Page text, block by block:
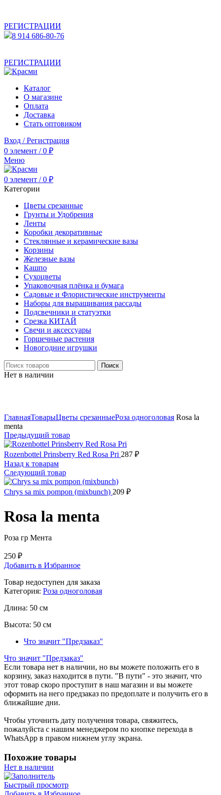
РЕГИСТРАЦИИ
8 914 686-80-76
РЕГИСТРАЦИИ
Каталог
О магазине
Оплата
Доставка
Стать оптовиком
Вход / Регистрация
0 элемент / 0 ₽
Меню
0 элемент / 0 ₽
Категории
Цветы срезанные
Грунты и Удобрения
Ленты
Коробки декоративные
Стеклянные и керамические вазы
Корзины
Железные вазы
Кашпо
Сухоцветы
Упаковочная плёнка и бумага
Садовые и Флористические инструменты
Наборы для выращивания рассады
Подсвечники и статуэтки
Срезка КИТАЙ
Свечи и аксессуары
Горшечные растения
Новогодние игрушки
Поиск
Нет в наличии
ГлавнаяТоварыЦветы срезанныеРоза одноголовая Rosa la
menta
Предыдущий товар
Rozenbottel Prinsberry Red Rosa Pri 287 ₽
Назад к товарам
Следующий товар
Chrys sa mix pompon (mixbunch) 209 ₽
Rosa la menta
Роза гр Мента
250 ₽
Добавить в Избранное
Товар недоступен для заказа
Категория: Роза одноголовая
Длина: 50 см
Высота: 50 см
Что значит "Предзаказ"
Что значит "Предзаказ"
Если товара нет в наличии, но вы можете положить его в
корзину, заказ находится в пути. "В пути" - это значит, что
этот товар скоро проступит в наш магазин и вы можете
оформить на него предзаказ по предоплате и получить его в
ближайшие дни.
Чтобы уточнить дату получения товара, свяжитесь,
пожалуйста с нашим менеджером по кнопке перехода в
WhatsApp в правом нижнем углу экрана.
Похожие товары
Нет в наличии
Быстрый просмотр